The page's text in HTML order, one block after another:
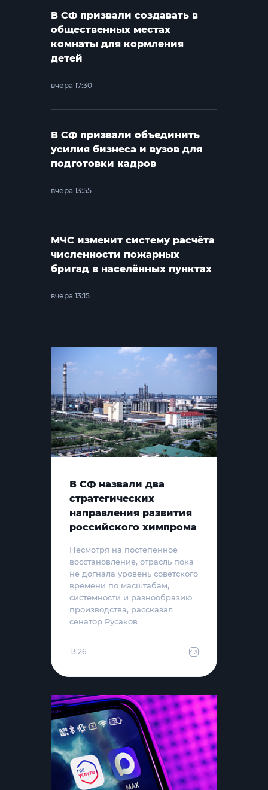
В СФ призвали создавать в
общественных местах
комнаты для кормления
детей
вчера 17:30
В СФ призвали объединить
усилия бизнеса и вузов для
подготовки кадров
вчера 13:55
МЧС изменит систему расчёта
численности пожарных
бригад в населённых пунктах
вчера 13:15
В СФ назвали два
стратегических
направления развития
российского химпрома
Несмотря на постепенное
восстановление, отрасль пока
не догнала уровень советского
времени по масштабам,
системности и разнообразию
производства, рассказал
сенатор Русаков
13:26